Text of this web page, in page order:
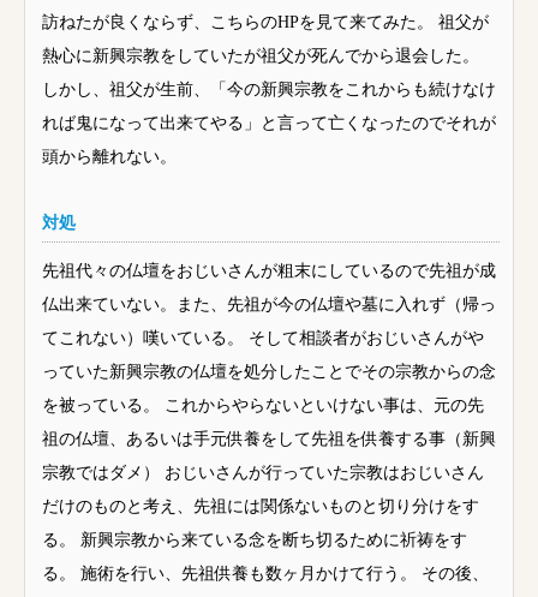
訪ねたが良くならず、こちらのHPを見て来てみた。 祖父が
熱心に新興宗教をしていたが祖父が死んでから退会した。
しかし、祖父が生前、「今の新興宗教をこれからも続けなけ
れば鬼になって出来てやる」と言って亡くなったのでそれが
頭から離れない。
対処
先祖代々の仏壇をおじいさんが粗末にしているので先祖が成
仏出来ていない。また、先祖が今の仏壇や墓に入れず（帰っ
てこれない）嘆いている。 そして相談者がおじいさんがや
っていた新興宗教の仏壇を処分したことでその宗教からの念
を被っている。 これからやらないといけない事は、元の先
祖の仏壇、あるいは手元供養をして先祖を供養する事（新興
宗教ではダメ） おじいさんが行っていた宗教はおじいさん
だけのものと考え、先祖には関係ないものと切り分けをす
る。 新興宗教から来ている念を断ち切るために祈祷をす
る。 施術を行い、先祖供養も数ヶ月かけて行う。 その後、